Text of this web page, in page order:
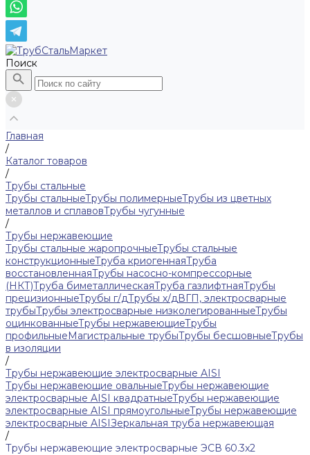
Поиск
Главная
/
Каталог товаров
/
Трубы стальные
Трубы стальныеТрубы полимерныеТрубы из цветных
металлов и сплавовТрубы чугунные
/
Трубы нержавеющие
Трубы стальные жаропрочныеТрубы стальные
конструкционныеТруба криогеннаяТруба
восстановленнаяТрубы насосно-компрессорные
(НКТ)Труба биметаллическаяТруба газлифтнаяТрубы
прецизионныеТрубы г/дТрубы х/дВГП, электросварные
трубыТрубы электросварные низколегированныеТрубы
оцинкованныеТрубы нержавеющиеТрубы
профильныеМагистральные трубыТрубы бесшовныеТрубы
в изоляции
/
Трубы нержавеющие электросварные AISI
Трубы нержавеющие овальныеТрубы нержавеющие
электросварные AISI квадратныеТрубы нержавеющие
электросварные AISI прямоугольныеТрубы нержавеющие
электросварные AISIЗеркальная труба нержавеющая
/
Трубы нержавеющие электросварные ЭСВ 60.3x2